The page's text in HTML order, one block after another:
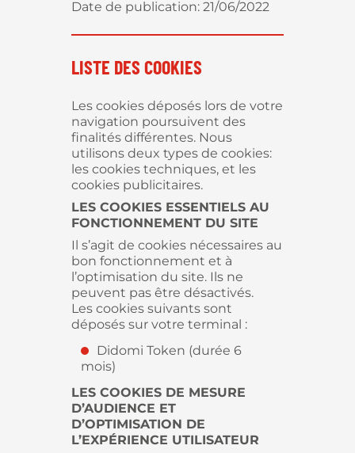
Date de publication: 21/06/2022
LISTE DES COOKIES
Les cookies déposés lors de votre
navigation poursuivent des
finalités différentes. Nous
utilisons deux types de cookies:
les cookies techniques, et les
cookies publicitaires.
LES COOKIES ESSENTIELS AU
FONCTIONNEMENT DU SITE
Il s’agit de cookies nécessaires au
bon fonctionnement et à
l’optimisation du site. Ils ne
peuvent pas être désactivés.
Les cookies suivants sont
déposés sur votre terminal :
Didomi Token (durée 6
mois)
LES COOKIES DE MESURE
D’AUDIENCE ET
D’OPTIMISATION DE
L’EXPÉRIENCE UTILISATEUR